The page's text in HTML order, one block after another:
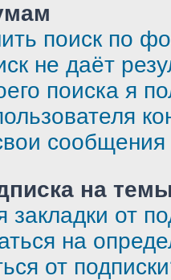
поиск по
не даёт
поиска я
на
от
на
от